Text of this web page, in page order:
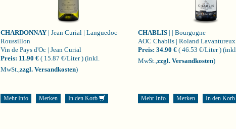
CHARDONNAY | Jean Curial | Languedoc-
Roussillon
Vin de Pays d'Oc | Jean Curial
Preis: 11.90 € ( 15.87 €/Liter ) (inkl.
MwSt., zzgl. Versandkosten)
Mehr Info Merken In den Korb
CHABLIS | | Bourgogne
AOC Chablis | Roland Lavantureux
Preis: 34.90 € ( 46.53 €/Liter ) (inkl.
MwSt., zzgl. Versandkosten)
Mehr Info Merken In den Korb